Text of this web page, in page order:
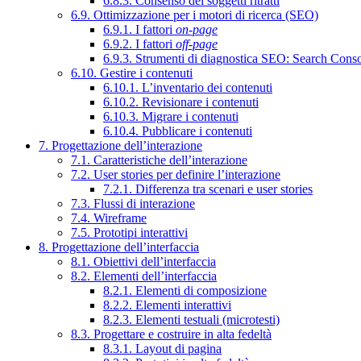
6.9. Ottimizzazione per i motori di ricerca (SEO)
6.9.1. I fattori on-page
6.9.2. I fattori off-page
6.9.3. Strumenti di diagnostica SEO: Search
6.10. Gestire i contenuti
6.10.1. L’inventario dei contenuti
6.10.2. Revisionare i contenuti
6.10.3. Migrare i contenuti
6.10.4. Pubblicare i contenuti
7. Progettazione dell’interazione
7.1. Caratteristiche dell’interazione
7.2. User stories per definire l’interazione
7.2.1. Differenza tra scenari e user stories
7.3. Flussi di interazione
7.4. Wireframe
7.5. Prototipi interattivi
8. Progettazione dell’interfaccia
8.1. Obiettivi dell’interfaccia
8.2. Elementi dell’interfaccia
8.2.1. Elementi di composizione
8.2.2. Elementi interattivi
8.2.3. Elementi testuali (microtesti)
8.3. Progettare e costruire in alta fedeltà
8.3.1. Layout di pagina